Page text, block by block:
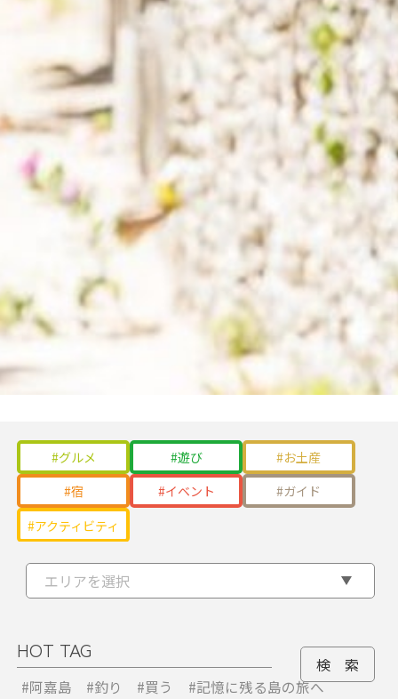
グルメ 遊び
お土産
宿
イベント
ガイド
アクティビティ
エリアを選択
小浜島
下地島
津堅島
HOT TAG
#阿嘉島 #釣り #買う
#記憶に残る島の旅へ